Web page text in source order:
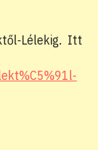
Lélekig. Itt